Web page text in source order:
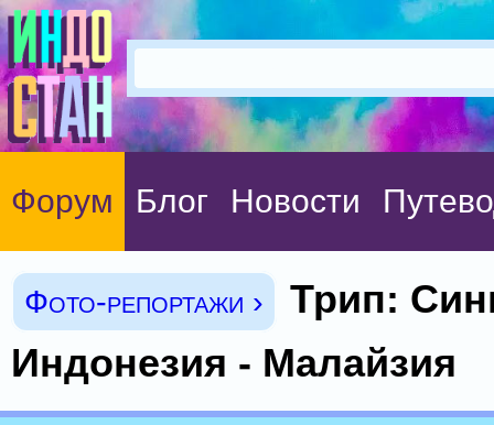
Форум Блог Новости
Фото-репортажи ›
Трип:
Индонезия - Малайзия